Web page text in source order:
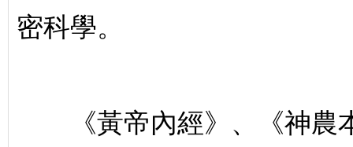
密科學。
《黃帝內經》、《神農